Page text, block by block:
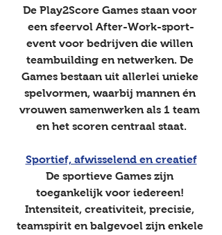
De Play2Score Games staan voor
een sfeervol After-Work-sport-
event voor bedrijven die willen
teambuilding en netwerken. De
Games bestaan uit allerlei unieke
spelvormen, waarbij mannen én
vrouwen samenwerken als 1 team
en het scoren centraal staat.
Sportief, afwisselend en creatief
De sportieve Games zijn
toegankelijk voor iedereen!
Intensiteit, creativiteit, precisie,
teamspirit en balgevoel zijn enkele